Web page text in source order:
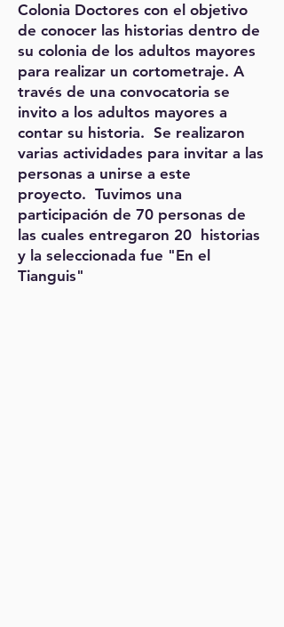
Colonia Doctores con el objetivo
de conocer las historias dentro de
su colonia de los adultos mayores
para realizar un cortometraje. A
través de una convocatoria se
invito a los adultos mayores a
contar su historia. Se realizaron
varias actividades para invitar a las
personas a unirse a este
proyecto. Tuvimos una
participación de 70 personas de
las cuales entregaron 20 historias
y la seleccionada fue "En el
Tianguis"